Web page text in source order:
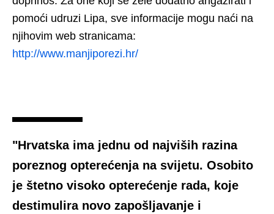
pomoći udruzi Lipa, sve informacije mogu naći na
njihovim web stranicama:
http://www.manjiporezi.hr/
"Hrvatska ima jednu od najviših razina
poreznog opterećenja na svijetu. Osobito
je štetno visoko opterećenje rada, koje
destimulira novo zapošljavanje i